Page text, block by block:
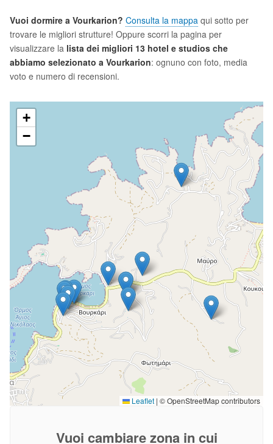
Vuoi dormire a Vourkarion? Consulta la mappa qui sotto per
trovare le migliori strutture! Oppure scorri la pagina per
visualizzare la lista dei migliori 13 hotel e studios che
abbiamo selezionato a Vourkarion: ognuno con foto, media
voto e numero di recensioni.
+
−
Leaflet | © OpenStreetMap contributors
Vuoi cambiare zonain cui